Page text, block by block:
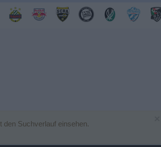
den Suchverlauf einsehen.